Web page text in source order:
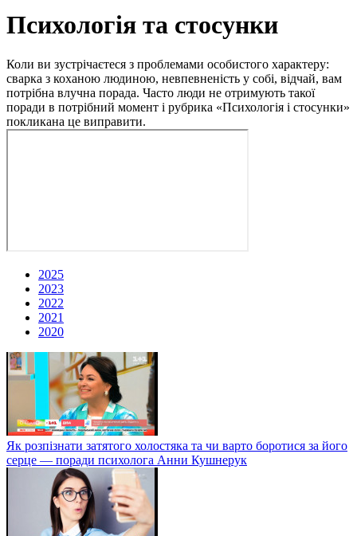
Психологія та стосунки
Коли ви зустрічаєтеся з проблемами особистого характеру:
сварка з коханою людиною, невпевненість у собі, відчай, вам
потрібна влучна порада. Часто люди не отримують такої
поради в потрібний момент і рубрика «Психологія і стосунки»
покликана це виправити.
2025
2023
2022
2021
2020
Як розпізнати затятого холостяка та чи варто боротися за його
серце — поради психолога Анни Кушнерук